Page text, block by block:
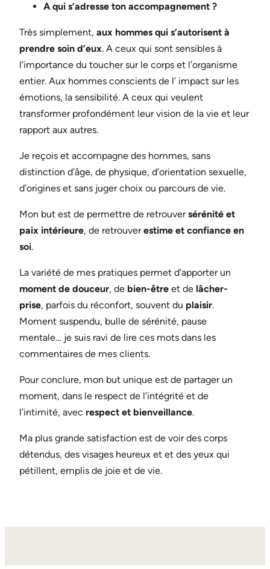
A qui s’adresse ton accompagnement ?
Très simplement, aux hommes qui s’autorisent à
prendre soin d’eux. A ceux qui sont sensibles à
l’importance du toucher sur le corps et l’organisme
entier. Aux hommes conscients de l’ impact sur les
émotions, la sensibilité. A ceux qui veulent
transformer profondément leur vision de la vie et leur
rapport aux autres.
Je reçois et accompagne des hommes, sans
distinction d’âge, de physique, d’orientation sexuelle,
d’origines et sans juger choix ou parcours de vie.
Mon but est de permettre de retrouversérénité et
paix intérieure, de retrouverestime et confiance en
soi.
La variété de mes pratiques permet d’apporter un
moment de douceur, de bien-être et de lâcher-
prise, parfois du réconfort, souvent du plaisir.
Moment suspendu, bulle de sérénité, pause
mentale… je suis ravi de lire ces mots dans les
commentaires de mes clients.
Pour conclure, mon but unique est de partager un
moment, dans le respect de l’intégrité et de
l’intimité, avec respect et bienveillance.
Ma plus grande satisfaction est de voir des corps
détendus, des visages heureux et et des yeux qui
pétillent, emplis de joie et de vie.